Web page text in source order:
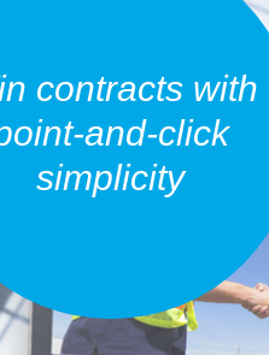
contracts with
and-click
simplicity